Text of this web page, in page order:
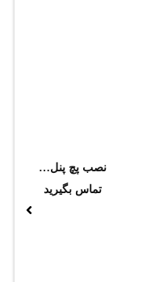
نصب پچ پنل تلفن 50 پورت
تماس بگیرید